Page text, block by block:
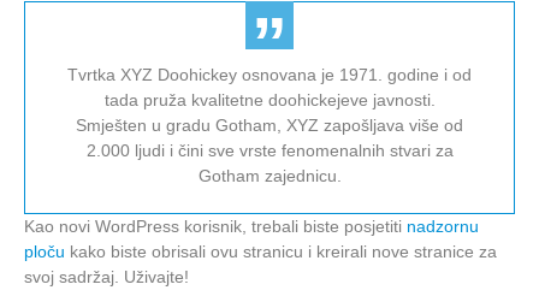
Tvrtka XYZ Doohickey osnovana je 1971. godine i od
tada pruža kvalitetne doohickejeve javnosti.
Smješten u gradu Gotham, XYZ zapošljava više od
2.000 ljudi i čini sve vrste fenomenalnih stvari za
Gotham zajednicu.
Kao novi WordPress korisnik, trebali biste posjetiti nadzornu
ploču kako biste obrisali ovu stranicu i kreirali nove stranice za
svoj sadržaj. Uživajte!